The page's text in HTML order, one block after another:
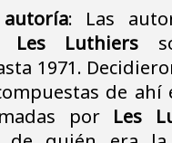
: Las
Les Luthiers
1971.
de ahí
por Les